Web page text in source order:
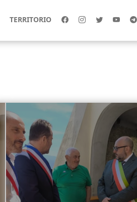
TERRITORIO